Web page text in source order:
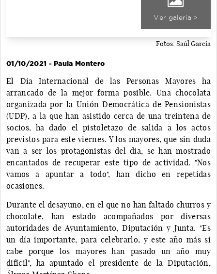
Ver galería >
Fotos: Saúl García
01/10/2021 - Paula Montero
El Día Internacional de las Personas Mayores ha
arrancado de la mejor forma posible. Una chocolata
organizada por la Unión Democrática de Pensionistas
(UDP), a la que han asistido cerca de una treintena de
socios, ha dado el pistoletazo de salida a los actos
previstos para este viernes. Y los mayores, que sin duda
van a ser los protagonistas del día, se han mostrado
encantados de recuperar este tipo de actividad. "Nos
vamos a apuntar a todo", han dicho en repetidas
ocasiones.
Durante el desayuno, en el que no han faltado churros y
chocolate, han estado acompañados por diversas
autoridades de Ayuntamiento, Diputación y Junta. "Es
un día importante, para celebrarlo, y este año más si
cabe porque los mayores han pasado un año muy
difícil", ha apuntado el presidente de la Diputación,